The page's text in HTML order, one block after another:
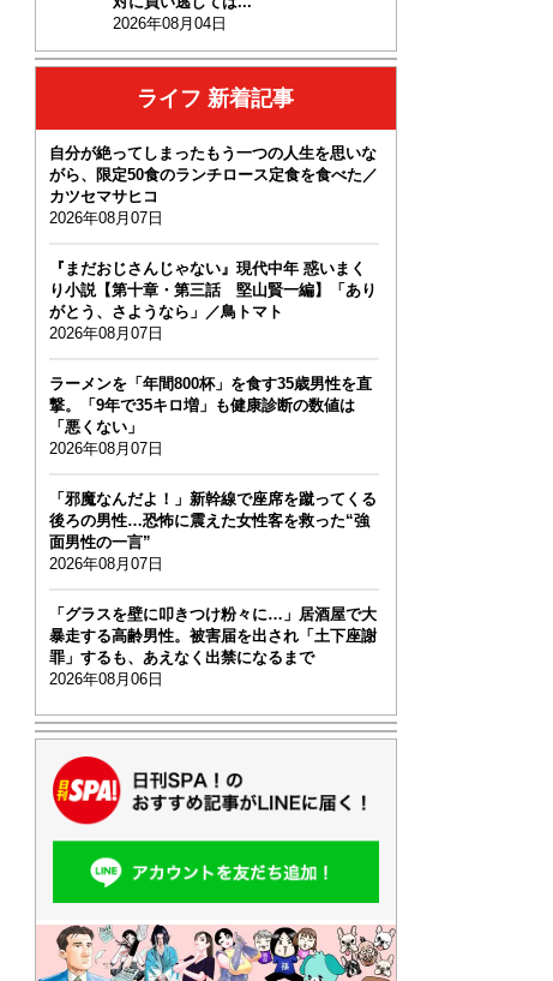
2026年08月04日
ライフ 新着記事
自分が絶ってしまったもう一つの人生を思いな
がら、限定50食のランチロース定食を食べた／
カツセマサヒコ
2026年08月07日
『まだおじさんじゃない』現代中年 惑いまく
り小説【第十章・第三話 堅山賢一編】「あり
がとう、さようなら」／鳥トマト
2026年08月07日
ラーメンを「年間800杯」を食す35歳男性を直
撃。「9年で35キロ増」も健康診断の数値は
「悪くない」
2026年08月07日
「邪魔なんだよ！」新幹線で座席を蹴ってくる
後ろの男性…恐怖に震えた女性客を救った“強
面男性の一言”
2026年08月07日
「グラスを壁に叩きつけ粉々に…」居酒屋で大
暴走する高齢男性。被害届を出され「土下座謝
罪」するも、あえなく出禁になるまで
2026年08月06日